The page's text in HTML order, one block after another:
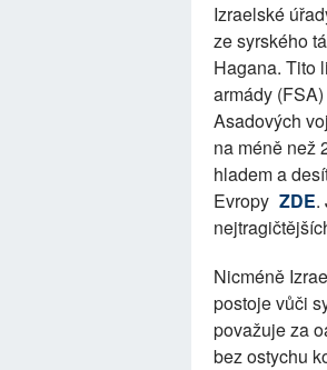
Izraelské
ze syrského
Hagana. Tito
armády
Asadových
na méně než
hladem a
Evropy ZDE.
Nicméně
postoje vůči
považuje za
bez ostychu